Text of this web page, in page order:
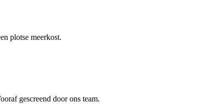
plotse meerkost.
gescreend door ons team.